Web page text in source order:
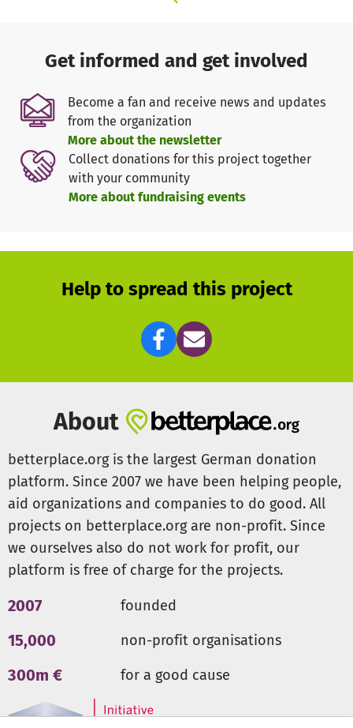
Get informed and get involved
Become a fan and receive news and updates
from the organization
More about the newsletter
Collect donations for this project together
with your community
More about fundraising events
Help to spread this project
About
betterplace.org is the largest German donation
platform. Since 2007 we have been helping people,
aid organizations and companies to do good. All
projects on betterplace.org are non-profit. Since
we ourselves also do not work for profit, our
platform is free of charge for the projects.
2007 founded
15,000 non-profit organisations
300m € for a good cause